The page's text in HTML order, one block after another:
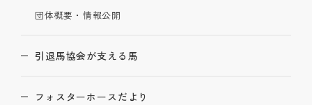
団体概要・情報公開
引退馬協会が支える馬
フォスターホースだより